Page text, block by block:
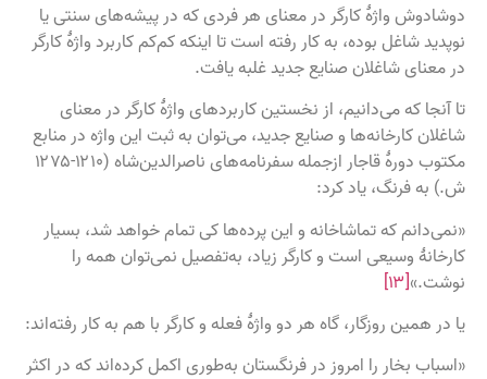
دوشادوش واژهٔ کارگر در معنای هر فردی که در پیشه‌های سنتی یا
نوپدید شاغل بوده، به کار رفته است تا اینکه کم‌کم کاربرد واژهٔ کارگر
در معنای شاغلان صنایع جدید غلبه یافت.
تا آنجا که می‌دانیم، از نخستین کاربردهای واژهٔ کارگر در معنای
شاغلان کارخانه‌ها و صنایع جدید، می‌توان به ثبت این واژه در منابع
مکتوب دورهٔ قاجار ازجمله سفرنامه‌های ناصرالدین‌شاه (۱۲۱۰-۱۲۷۵
ش.) به فرنگ، یاد کرد:
«نمی‌دانم که تماشاخانه و این پرده‌ها کی تمام خواهد شد، بسیار
کارخانهٔ وسیعی است و کارگر زیاد، به‌تفصیل نمی‌توان همه را
نوشت.»[۱۳]
یا در همین روزگار، گاه هر دو واژهٔ فعله و کارگر با هم به کار رفته‌اند:
«اسباب بخار را امروز در فرنگستان به‌طوری اکمل کرده‌اند که در اکثر